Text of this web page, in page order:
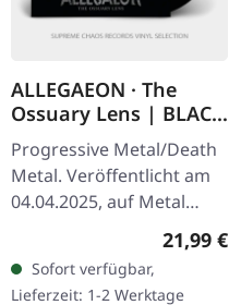
ALLEGAEON · The
Ossuary Lens | BLACK
LP
Progressive Metal/Death
Metal. Veröffentlicht am
04.04.2025, auf Metal
Blade Records. Schwarzes
Vinyl mit Insert, limitiert
auf 300 Exemplare.…
21,99 €
Sofort verfügbar,
Lieferzeit: 1-2 Werktage